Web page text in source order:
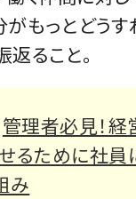
もっとどうす
ること。
管理者必見！
るために社員
み